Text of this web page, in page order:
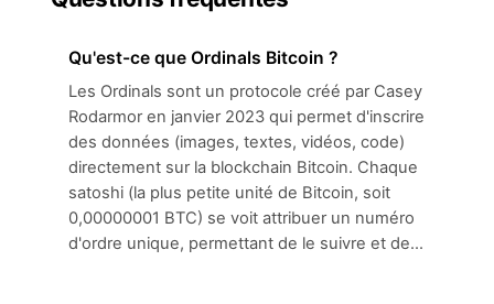
Qu'est-ce que Ordinals Bitcoin ?
Les Ordinals sont un protocole créé par Casey
Rodarmor en janvier 2023 qui permet d'inscrire
des données (images, textes, vidéos, code)
directement sur la blockchain Bitcoin. Chaque
satoshi (la plus petite unité de Bitcoin, soit
0,00000001 BTC) se voit attribuer un numéro
d'ordre unique, permettant de le suivre et de...